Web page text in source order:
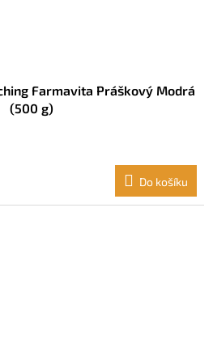
Farmavita Práškový Modrá
(500 g)
Do košíku